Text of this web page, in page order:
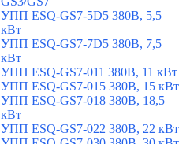
УПП ESQ-GS7-5D5 380В, 5,5
кВт
УПП ESQ-GS7-7D5 380В, 7,5
кВт
УПП ESQ-GS7-011 380В, 11 кВт
УПП ESQ-GS7-015 380В, 15 кВт
УПП ESQ-GS7-018 380В, 18,5
кВт
УПП ESQ-GS7-022 380В, 22 кВт